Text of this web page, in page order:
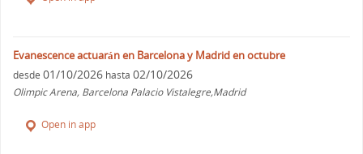
Evanescence actuarán en Barcelona y Madrid en octubre
desde 01/10/2026 hasta 02/10/2026
Olimpic Arena, Barcelona Palacio Vistalegre,Madrid
Open in app